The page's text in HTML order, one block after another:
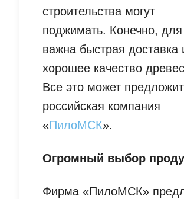
строительства могут
поджимать. Конечно,
важна быстрая доставка
хорошее качество
Все это может
российская компания
«ПилоМСК».
Огромный выбор
Фирма «ПилоМСК»